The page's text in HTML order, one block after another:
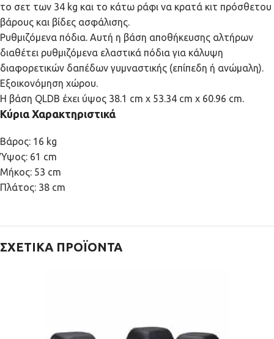
το σετ των 34 kg και το κάτω ράφι να κρατά κιτ πρόσθετου
βάρους και βίδες ασφάλισης.
Ρυθμιζόμενα πόδια. Αυτή η βάση αποθήκευσης αλτήρων
διαθέτει ρυθμιζόμενα ελαστικά πόδια για κάλυψη
διαφορετικών δαπέδων γυμναστικής (επίπεδη ή ανώμαλη).
Εξοικονόμηση χώρου.
Η βάση QLDB έχει ύψος 38.1 cm x 53.34 cm x 60.96 cm.
Κύρια Χαρακτηριστικά
Βάρος: 16 kg
Ύψος: 61 cm
Μήκος: 53 cm
Πλάτος: 38 cm
ΣΧΕΤΙΚΆ ΠΡΟΪΌΝΤΑ